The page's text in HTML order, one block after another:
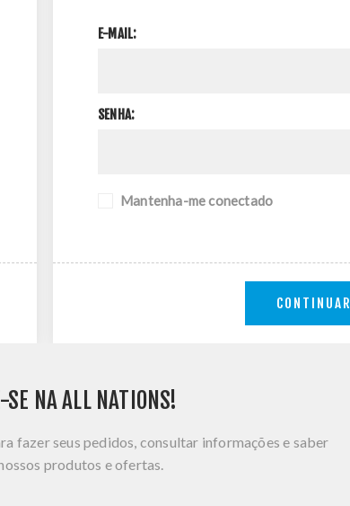
E-MAIL:
SENHA:
Mantenha-me conectado
CONTINUAR
SE NA ALL NATIONS!
fazer seus pedidos, consultar informações e saber
produtos e ofertas.